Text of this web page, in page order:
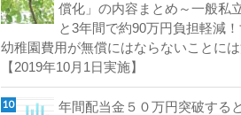
償化」の内容まとめ～一般私
と3年間で約90万円負担軽減
幼稚園費用が無償にはならないことに
【2019年10月1日実施】
年間配当金５０万円突破する